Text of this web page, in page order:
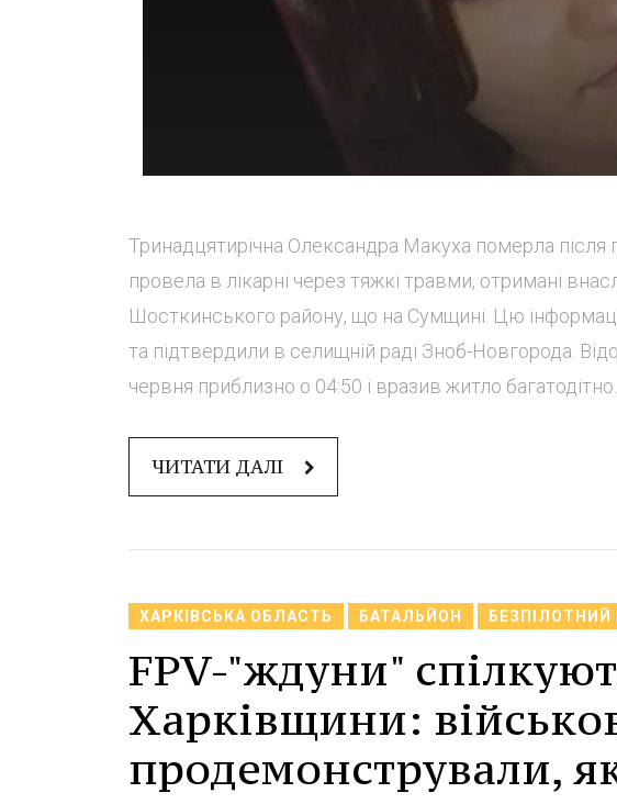
Тринадцятирічна Олександра Макуха померла після
провела в лікарні через тяжкі травми, отримані
Шосткинського району, що на Сумщині. Цю
та підтвердили в селищній раді Зноб-Новгорода.
червня приблизно о 04:50 і вразив житло багатодітно...
ЧИТАТИ ДАЛІ
ХАРКІВСЬКА ОБЛАСТЬ БАТАЛЬЙОН
FPV-"ждуни"
Харківщини:
продемонстрували,